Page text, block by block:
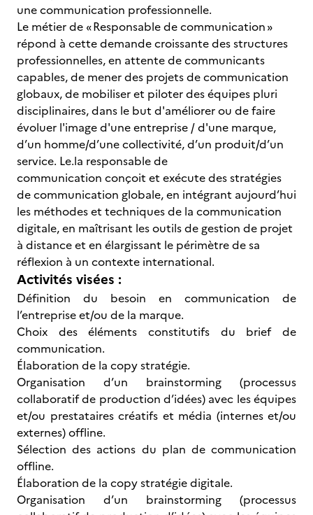
une communication professionnelle.
Le métier de « Responsable de communication »
répond à cette demande croissante des structures
professionnelles, en attente de communicants
capables, de mener des projets de communication
globaux, de mobiliser et piloter des équipes pluri
disciplinaires, dans le but d'améliorer ou de faire
évoluer l'image d'une entreprise / d'une marque,
d’un homme/d’une collectivité, d’un produit/d’un
service. Le.la responsable de
communication conçoit et exécute des stratégies
de communication globale, en intégrant aujourd’hui
les méthodes et techniques de la communication
digitale, en maîtrisant les outils de gestion de projet
à distance et en élargissant le périmètre de sa
réflexion à un contexte international.
Activités visées :
Définition du besoin en communication de
l’entreprise et/ou de la marque.
Choix des éléments constitutifs du brief de
communication.
Élaboration de la copy stratégie.
Organisation d’un brainstorming (processus
collaboratif de production d’idées) avec les équipes
et/ou prestataires créatifs et média (internes et/ou
externes) offline.
Sélection des actions du plan de communication
offline.
Élaboration de la copy stratégie digitale.
Organisation d’un brainstorming (processus